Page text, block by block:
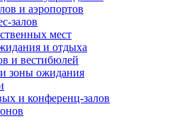
и аэропортов
залов
мест
и отдыха
и вестибюлей
зоны ожидания
и конференц-залов